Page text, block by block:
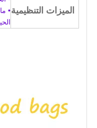
الميزات التنظيمية